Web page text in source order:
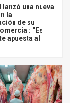
lanzó una nueva
la
de su
“Es
apuesta al